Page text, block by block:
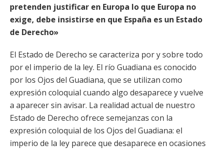
pretenden justificar en Europa lo que Europa no
exige, debe insistirse en que España es un Estado
de Derecho»
El Estado de Derecho se caracteriza por y sobre todo
por el imperio de la ley. El río Guadiana es conocido
por los Ojos del Guadiana, que se utilizan como
expresión coloquial cuando algo desaparece y vuelve
a aparecer sin avisar. La realidad actual de nuestro
Estado de Derecho ofrece semejanzas con la
expresión coloquial de los Ojos del Guadiana: el
imperio de la ley parece que desaparece en ocasiones